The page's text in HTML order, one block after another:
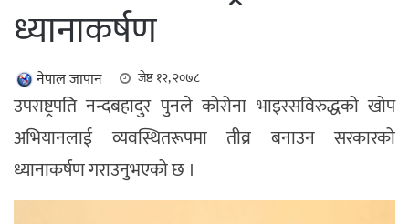
ध्यानाकर्षण
नेपाल जापान जेष्ठ १२, २०७८
उपराष्ट्रपति नन्दबहादुर पुनले कोरोना भाइरसविरुद्धको खोप
अभियानलाई व्यवस्थितरूपमा तीव्र बनाउन सरकारको
ध्यानाकर्षण गराउनुभएको छ ।